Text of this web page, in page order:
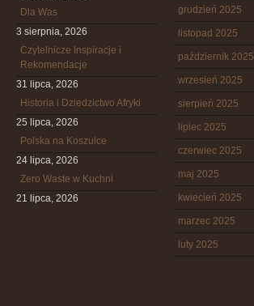
Dla Was
3 sierpnia, 2026
Czytelnicze Inspiracje i
Rekomendacje
31 lipca, 2026
Historia i Dziedzictwo Afryki
25 lipca, 2026
Polska na Koszulce
24 lipca, 2026
Zero Waste w Kuchni
21 lipca, 2026
grudzień 2025
listopad 2025
październik 2025
wrzesień 2025
sierpień 2025
lipiec 2025
czerwiec 2025
maj 2025
kwiecień 2025
marzec 2025
luty 2025